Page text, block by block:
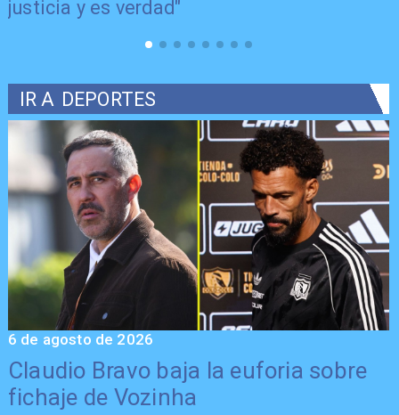
justicia y es verdad"
IR A DEPORTES
Claudio Bravo baja la euforia sobre
fichaje de Vozinha
6 de agosto de 2026